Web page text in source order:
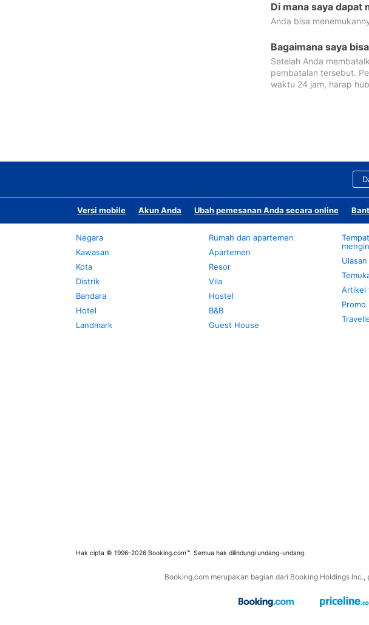
Di mana saya dapat
Anda bisa
Bagaimana saya
Setelah Anda
pembatalan tersebut.
waktu 24 jam, harap
Versi mobile Akun Anda Ubah pemesanan Anda secara online
Negara
Kawasan
Kota
Distrik
Bandara
Hotel
Landmark
Rumah dan apartemen
Apartemen
Resor
Vila
Hostel
B&B
Guest House
Ulasan
Artikel
Promo
Hak cipta © 1996–2026 Booking.com™. Semua hak dilindungi undang-undang.
Booking.com merupakan bagian dari Booking Holdings